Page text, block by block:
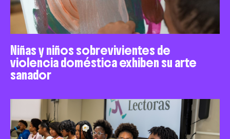
Niñas y niños sobrevivientes de
violencia doméstica exhiben su arte
sanador